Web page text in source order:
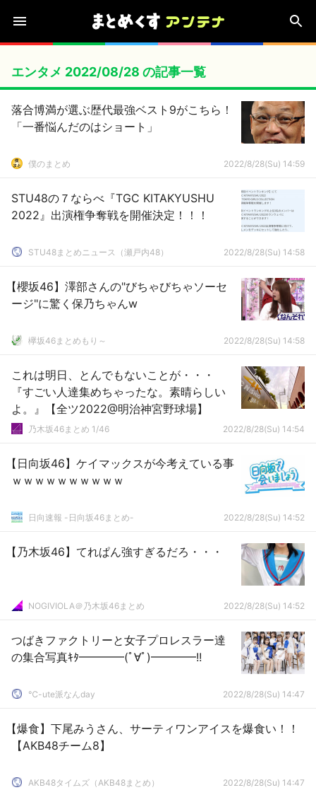
エンタメ 2022/08/28 の記事一覧
落合博満が選ぶ歴代最強ベスト9がこちら！
「一番悩んだのはショート」
僕のまとめ 2022/8/28(Su) 14:59
STU48の７ならべ『TGC KITAKYUSHU
2022』出演権争奪戦を開催決定！！！
STU48まとめニュース（瀬戸内48） 2022/8/28(Su) 14:58
【櫻坂46】澤部さんの"びちゃびちゃソーセ
ージ"に驚く保乃ちゃんw
欅坂46まとめもり～ 2022/8/28(Su) 14:58
これは明日、とんでもないことが・・・
『すごい人達集めちゃったな。素晴らしい
よ。』【全ツ2022@明治神宮野球場】
乃木坂46まとめ 1/46 2022/8/28(Su) 14:54
【日向坂46】ケイマックスが今考えている事
ｗｗｗｗｗｗｗｗｗｗ
日向速報 -日向坂46まとめ- 2022/8/28(Su) 14:52
【乃木坂46】てれぱん強すぎるだろ・・・
NOGIVIOLA＠乃木坂46まとめ 2022/8/28(Su) 14:52
つばきファクトリーと女子プロレスラー達
の集合写真ｷﾀ━━━━(ﾟ∀ﾟ)━━━━!!
℃-ute派なんday 2022/8/28(Su) 14:47
【爆食】下尾みうさん、サーティワンアイスを爆食い！！
【AKB48チーム8】
AKB48タイムズ（AKB48まとめ） 2022/8/28(Su) 14:47